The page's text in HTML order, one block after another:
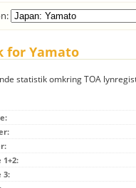
for Yamato
statistik omkring TOA
3: